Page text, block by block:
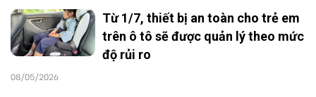
Từ 1/7, thiết bị an toàn cho trẻ em
trên ô tô sẽ được quản lý theo mức
độ rủi ro
08/05/2026